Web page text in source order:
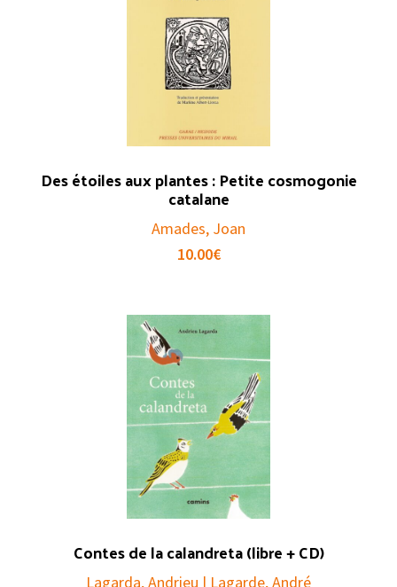
Des étoiles aux plantes : Petite cosmogonie
catalane
Amades, Joan
10.00€
Contes de la calandreta (libre + CD)
Lagarda, Andrieu | Lagarde, André